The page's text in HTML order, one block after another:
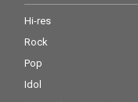
Hi-res
Rock
Pop
Idol